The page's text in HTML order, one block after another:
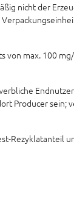
nicht der
max. 100
Producer sein;
Rezyklatanteil